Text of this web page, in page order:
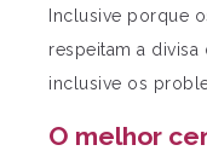
Inclusive porque
respeitam a divisa
inclusive os
O melhor